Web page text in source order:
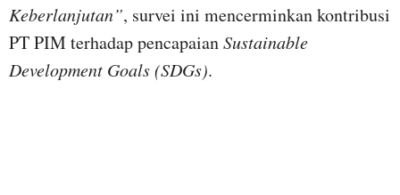
Keberlanjutan”, survei ini mencerminkan kontribusi
PT PIM terhadap pencapaianSustainable
Development Goals (SDGs).